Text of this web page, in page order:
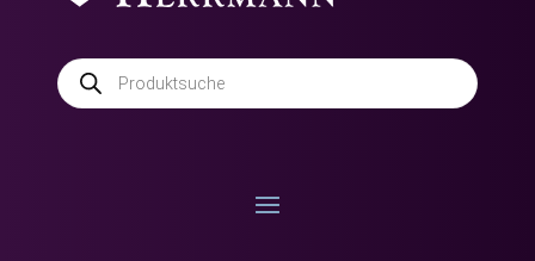
Products
search